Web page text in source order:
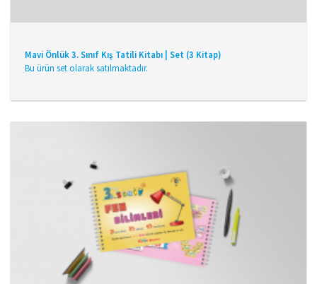
Mavi Önlük 3. Sınıf Kış Tatili Kitabı | Set (3 Kitap)
Bu ürün set olarak satılmaktadır.